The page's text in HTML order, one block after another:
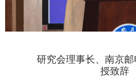
研究会理事长、南京
授致辞